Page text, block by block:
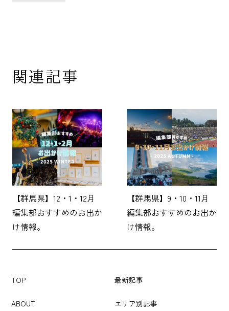
関連記事
【群馬県】12・1・12月
編集部おすすめのお出か
け情報。
【群馬県】9・10・11月
編集部おすすめのお出か
け情報。
TOP 最新記事
ABOUT エリア別記事